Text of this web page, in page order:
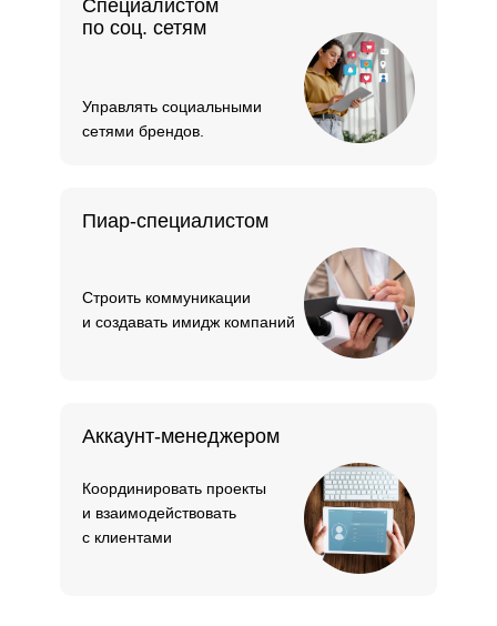
Специалистом
по соц. сетям
Управлять социальными
сетями брендов.
Координировать проекты
и взаимодействовать
с клиентами
Аккаунт-менеджером
Пиар-специалистом
Строить коммуникации
и создавать имидж компаний